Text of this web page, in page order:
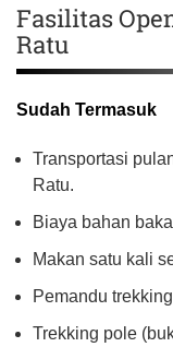
Fasilitas
Ratu
Sudah Termasuk
Transportasi
Ratu.
Biaya bahan
Makan satu kali
Pemandu
Trekking pole